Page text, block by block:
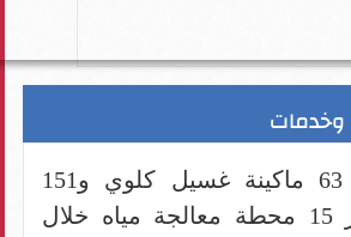
الصحة تحدث 63 ماكينة غسيل كلوي و151
كرسي وتطوير 15 محطة معالجة مياه خلال